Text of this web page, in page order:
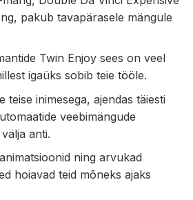
pakub tavapärasele mängule
Twin Enjoy sees on veel
igaüks sobib teie tööle.
teise inimesega, ajendas täiesti
veebimängude
anti.
ning arvukad
hoiavad teid mõneks ajaks